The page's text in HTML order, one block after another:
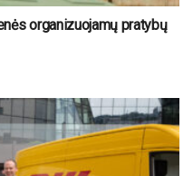
organizuojamų pratybų